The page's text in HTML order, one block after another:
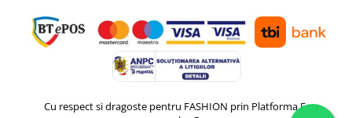
Cu respect si dragoste pentru FASHION prin Platforma E-